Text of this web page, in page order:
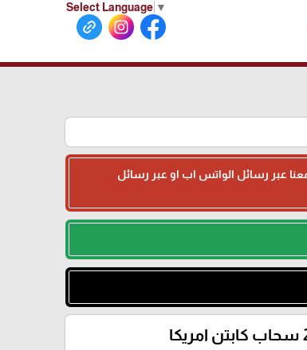
Select Language ▼
عبر رسائل الواتس اب او عبر رسائل